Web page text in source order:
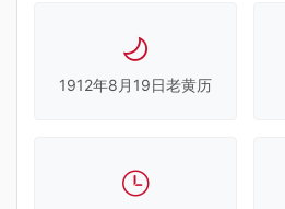
1912年8月19日老黄历